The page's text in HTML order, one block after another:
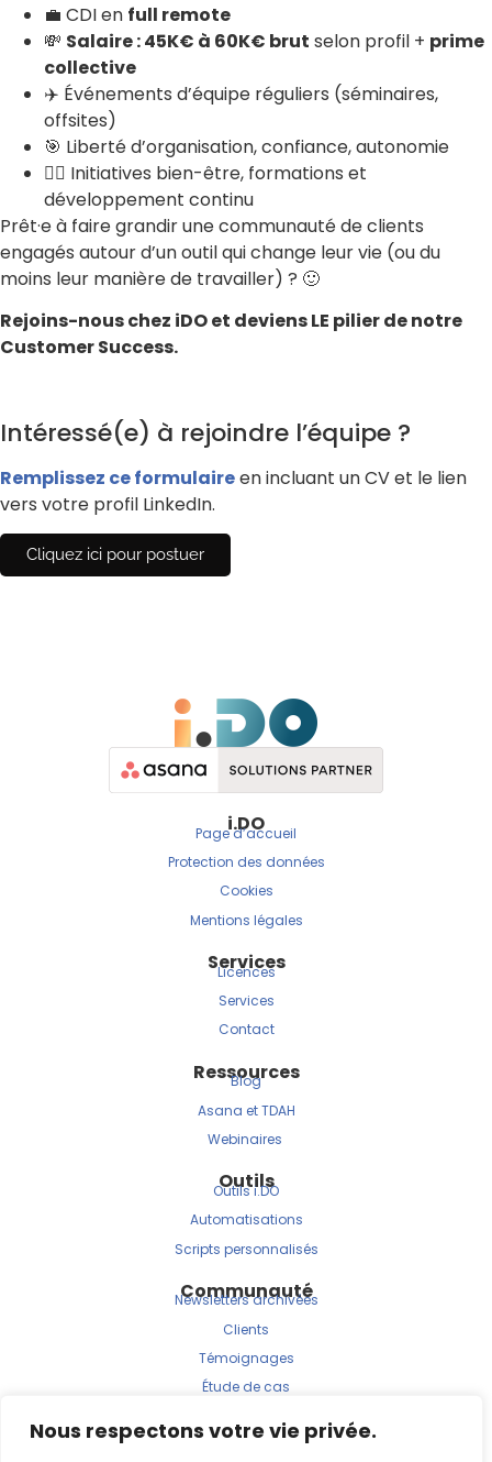
Nous respectons votre vie privée.
💼 CDI en full remote
💸 Salaire : 45K€ à 60K€ brut selon profil + prime
collective
✈️ Événements d’équipe réguliers (séminaires,
offsites)
🎯 Liberté d’organisation, confiance, autonomie
🧘‍♀️ Initiatives bien-être, formations et
développement continu
Prêt·e à faire grandir une communauté de clients
engagés autour d’un outil qui change leur vie (ou du
moins leur manière de travailler) ? 🙂
Rejoins-nous chez iDO et deviens LE pilier de notre
Customer Success.
Intéressé(e) à rejoindre l’équipe ?
Remplissez ce formulaireen incluant un CV et le lien
vers votre profil LinkedIn.
Cliquez ici pour postuer
i.DO
Page d’accueil
Protection des données
Cookies
Mentions légales
Services
Licences
Services
Contact
Ressources
Blog
Asana et TDAH
Webinaires
Outils
Outils i.DO
Automatisations
Scripts personnalisés
Communauté
Newsletters archivées
Clients
Témoignages
Étude de cas